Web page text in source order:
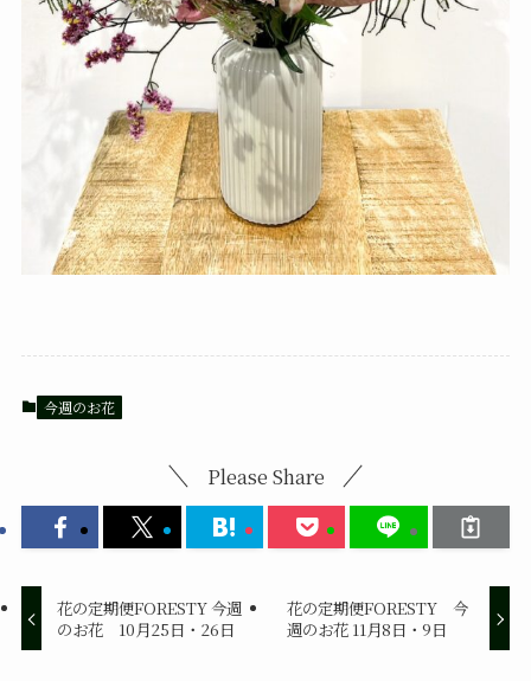
今週のお花
Please Share
花の定期便FORESTY 今週
のお花 10月25日・26日
花の定期便FORESTY 今
週のお花 11月8日・9日